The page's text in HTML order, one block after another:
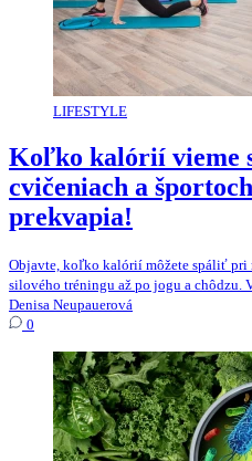
LIFESTYLE
Koľko kalórií vieme
cvičeniach a
prekvapia!
Objavte, koľko kalórií môžete spáliť pri
silového tréningu až po jogu a chôdzu.
Denisa Neupauerová
0